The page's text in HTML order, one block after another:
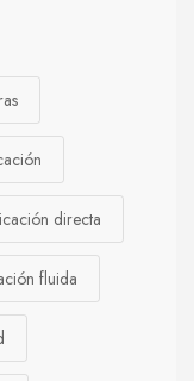
directa
fluida